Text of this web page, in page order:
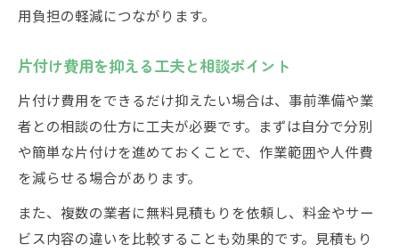
用負担の軽減につながります。
片付け費用を抑える工夫と相談ポイント
片付け費用をできるだけ抑えたい場合は、事前準備や業
者との相談の仕方に工夫が必要です。まずは自分で分別
や簡単な片付けを進めておくことで、作業範囲や人件費
を減らせる場合があります。
また、複数の業者に無料見積もりを依頼し、料金やサー
ビス内容の違いを比較することも効果的です。見積もり